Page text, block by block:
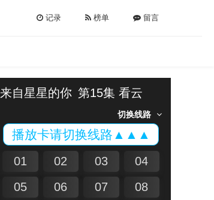
记录 榜单 留言
来自星星的你 第15集 看云
切换线路
播放卡请切换线路▲▲▲
01 02 03
04
05
06 07
08